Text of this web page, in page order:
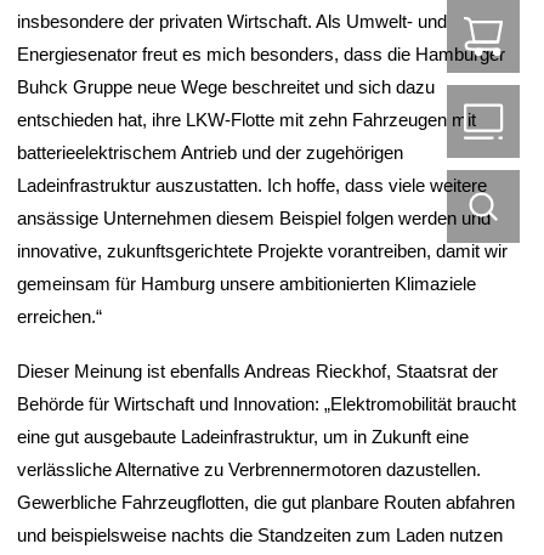
insbesondere der privaten Wirtschaft. Als Umwelt- und
Energiesenator freut es mich besonders, dass die Hamburger
Buhck Gruppe neue Wege beschreitet und sich dazu
entschieden hat, ihre LKW-Flotte mit zehn Fahrzeugen mit
batterieelektrischem Antrieb und der zugehörigen
Ladeinfrastruktur auszustatten. Ich hoffe, dass viele weitere
ansässige Unternehmen diesem Beispiel folgen werden und
innovative, zukunftsgerichtete Projekte vorantreiben, damit wir
gemeinsam für Hamburg unsere ambitionierten Klimaziele
erreichen.“
Dieser Meinung ist ebenfalls Andreas Rieckhof, Staatsrat der
Behörde für Wirtschaft und Innovation: „Elektromobilität braucht
eine gut ausgebaute Ladeinfrastruktur, um in Zukunft eine
verlässliche Alternative zu Verbrennermotoren dazustellen.
Gewerbliche Fahrzeugflotten, die gut planbare Routen abfahren
und beispielsweise nachts die Standzeiten zum Laden nutzen